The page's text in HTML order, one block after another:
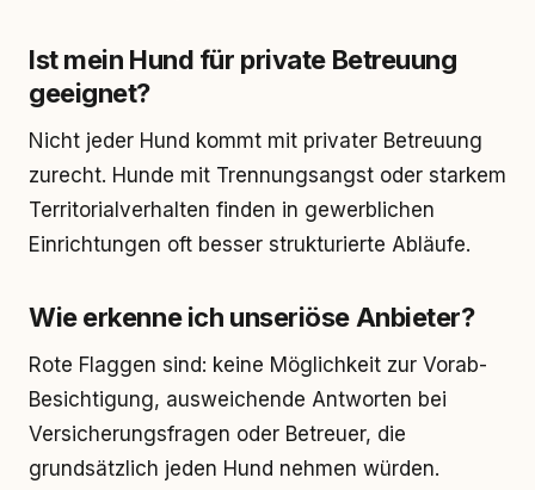
Ist mein Hund für private Betreuung
geeignet?
Nicht jeder Hund kommt mit privater Betreuung
zurecht. Hunde mit Trennungsangst oder starkem
Territorialverhalten finden in gewerblichen
Einrichtungen oft besser strukturierte Abläufe.
Wie erkenne ich unseriöse Anbieter?
Rote Flaggen sind: keine Möglichkeit zur Vorab-
Besichtigung, ausweichende Antworten bei
Versicherungsfragen oder Betreuer, die
grundsätzlich jeden Hund nehmen würden.